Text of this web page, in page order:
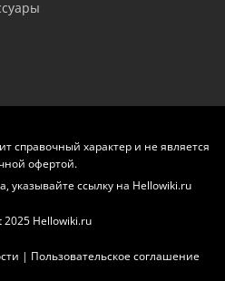
справочный характер и не является
офертой.
указывайте ссылку на Hellowiki.ru
2025 Hellowiki.ru
| Пользовательское соглашение